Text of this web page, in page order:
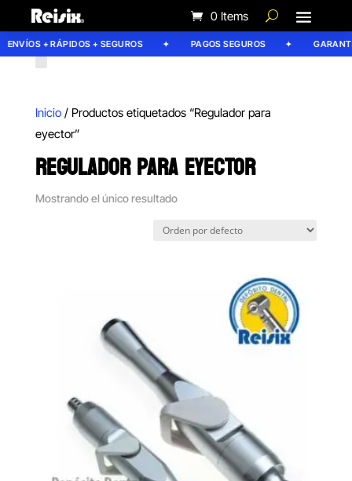
0 Items
ENVÍOS + RÁPIDOS + SEGUROS PAGOS SEGUROS
Inicio/ Productos etiquetados “Regulador para
eyector”
REGULADOR PARA EYECTOR
Mostrando el único resultado